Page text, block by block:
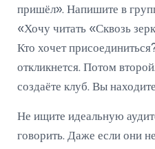
пришёл». Напишите в
«Хочу читать «Сквозь
Кто хочет
откликнется. Потом
создаёте клуб. Вы
Не ищите идеальную
говорить. Даже если они